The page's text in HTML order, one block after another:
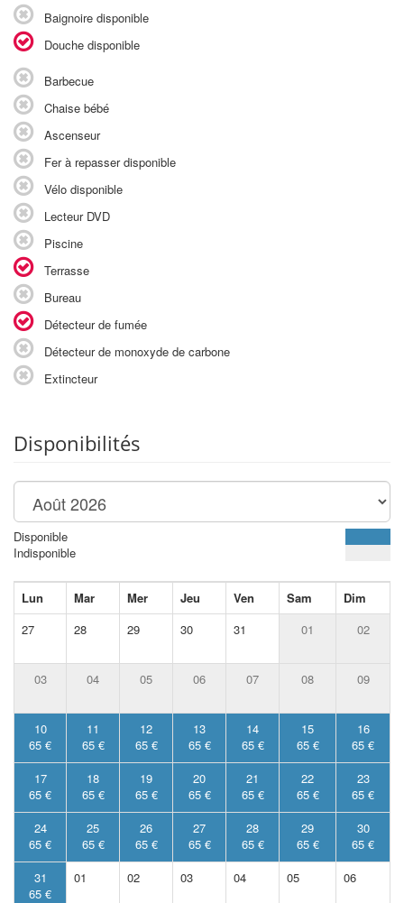
Baignoire disponible
Douche disponible
Barbecue
Chaise bébé
Ascenseur
Fer à repasser disponible
Vélo disponible
Lecteur DVD
Piscine
Terrasse
Bureau
Détecteur de fumée
Détecteur de monoxyde de carbone
Extincteur
Disponibilités
Disponible
Indisponible
Lun Mar Mer Jeu Ven Sam
Dim
27
28 29 30 31 01 02
03 04 05 06 07 08 09
10
65 €
11
65 €
12
65 €
13
65 €
14
65 €
15
65 €
16
65 €
17
65 €
18
65 €
19
65 €
20
65 €
21
65 €
22
65 €
23
65 €
24
65 €
25
65 €
26
65 €
27
65 €
28
65 €
29
65 €
30
65 €
31
65 €
01 02 03 04 05 06